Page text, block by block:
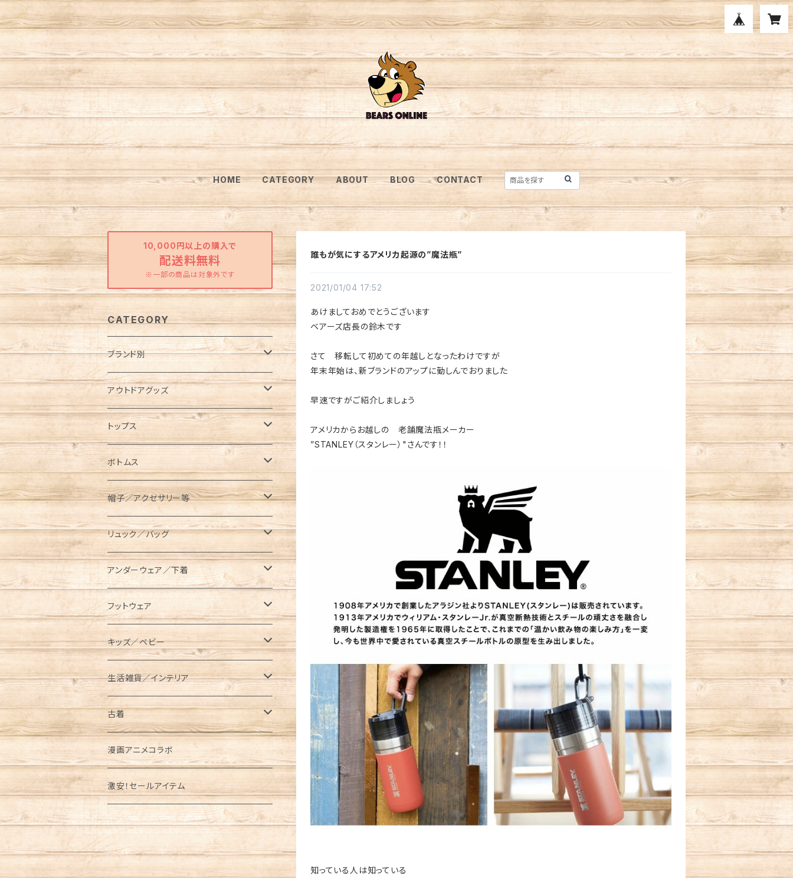
HOME CATEGORY ABOUT BLOG CONTACT
誰もが気にするアメリカ起源の”魔法瓶”
2021/01/04 17:52
あけましておめでとうございます
ベアーズ店長の鈴木です
さて 移転して初めての年越しとなったわけですが
年末年始は、新ブランドのアップに勤しんでおりました
早速ですがご紹介しましょう
アメリカからお越しの 老舗魔法瓶メーカー
”STANLEY（スタンレー）"さんです！！
知っている人は知っている
10,000円以上の購入で
配送料無料
※一部の商品は対象外です
CATEGORY
ブランド別
Abu Garcia（アブガルシア）
anello（アネロ）
AO Coolers（エーオークーラーズ）
asobito（アソビト）
AVIREX（アビレックス）
BEN DAVIS（ベンデイビス）
BRIEFING（ブリーフィング）
BUTTERFLY TWISTS（バタフライツイ
スト）
Champion（チャンピオン）
CHUMS（チャムス）
東北限定販売アイテム
財布／コインケース
パスケース／カードケース
キーケース／キーリング
Columbia（コロンビア）
Cookman （クックマン）
DOG TOWN（ドッグタウン）
アウトドアグッズ
焚き火グッズ
ケース各種
コンテナ／ツールボックス
スキレットケース
ダッチオーブンケース
ポールケース
メスティンケース
トラッシュバッグ／ゴミ入れ
薪入れ／薪バッグ
トイレットペーパー／ティッシュケース
パイントケース
ランタンケース
OD缶ケース／その他ケース
キャリーオール
テーブル／チェア
コット／マット
レジャーシート／グランドシート
ランタン／ライト類
タンブラー／水筒
クッカー／食器
メスティン
ケトル
クーラーボックス／クーラーバッグ
ウォータージャグ
コーヒーメーカー
ハンギングチェーン
トップス
ノースリーブ／タンクトップ
半袖Tシャツ
長袖／ハンパ袖Tシャツ
長袖Tシャツ
七分袖Tシャツ
シャツ
長袖
半袖
スウェット／トレーナー
半袖
長袖
パーカー
プルパーカー
ジップパーカー
ジャケット／アウター
コーチジャケット
中綿ジャケット
フリースジャケット
ダウンジャケット
マウンテンパーカー
オーバーオール／オールインワン
ニット／セーター
ベスト
ボトムス
オーバーオール／オールインワン
ロングパンツ
ハーフパンツ／ショーツ
クロップドパンツ
帽子／アクセサリー等
キャップ／ハット
ベルト／サスペンダー
マフラー／ネックウォーマー／ネックゲイ
ター
ニットキャップ
手袋／グローブ
パスケース
財布/ウォレット
キーケース/キーホルダー
リュック／バッグ
リュック
ショルダーバッグ
メッセンジャーバッグ
サコッシュ／ポーチ
トートバッグ
ボディバッグ／ウエストバッグ
ボストンバッグ
カメラバッグ
アンダーウェア／下着
ソックス
ロング
ショート／アンクル
レギンス／スパッツ
フットウェア
スニーカー
サンダル
ブーツ
レインブーツ
バレエシューズ
レギンス
キッズ／ベビー
キッズ
半袖Tシャツ
長袖Tシャツ
パンツ／ボトムス
キャップ／ハット
ベビー
ベビービブ
ロンパース
生活雑貨／インテリア
タンブラー／コップ／水筒
リュック／バッグ
サコッシュ／ポーチ
トートバッグ／エコバッグ
エプロン／前掛け
古着
半袖
Tシャツ
スウェット
シャツ
長袖
シャツ
スウェット／トレーナー
ボトムス
アウター
漫画アニメコラボ
激安！セールアイテム